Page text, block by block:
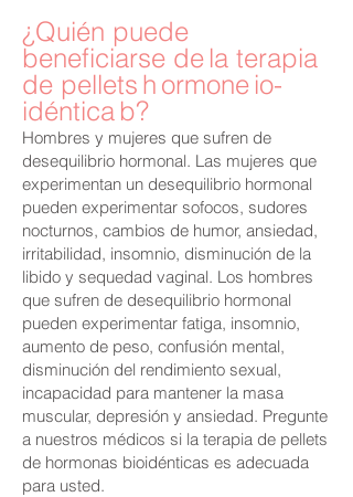
¿Quién puede
beneficiarse de la terapia
de pellets h ormone io-
idéntica b?
Hombres y mujeres que sufren de
desequilibrio hormonal. Las mujeres que
experimentan un desequilibrio hormonal
pueden experimentar sofocos, sudores
nocturnos, cambios de humor, ansiedad,
irritabilidad, insomnio, disminución de la
libido y sequedad vaginal. Los hombres
que sufren de desequilibrio hormonal
pueden experimentar fatiga, insomnio,
aumento de peso, confusión mental,
disminución del rendimiento sexual,
incapacidad para mantener la masa
muscular, depresión y ansiedad. Pregunte
a nuestros médicos si la terapia de pellets
de hormonas bioidénticas es adecuada
para usted.